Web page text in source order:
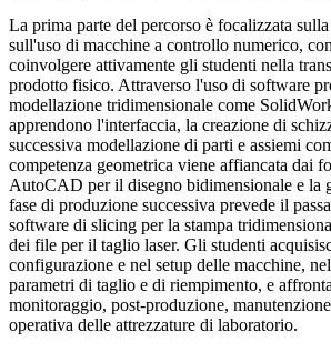
La prima parte del percorso è focalizzata
sull'uso di macchine a controllo numerico,
coinvolgere attivamente gli studenti nella
prodotto fisico. Attraverso l'uso di software
modellazione tridimensionale come
apprendono l'interfaccia, la creazione di
successiva modellazione di parti e assiemi
competenza geometrica viene affiancata dai
AutoCAD per il disegno bidimensionale e la
fase di produzione successiva prevede il
software di slicing per la stampa
dei file per il taglio laser. Gli studenti
configurazione e nel setup delle macchine,
parametri di taglio e di riempimento, e
monitoraggio, post-produzione,
operativa delle attrezzature di laboratorio.